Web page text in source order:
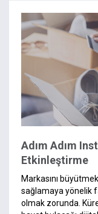
Adım Adım
Etkinleştirme
Markasını
sağlamaya yönelik
olmak zorunda.